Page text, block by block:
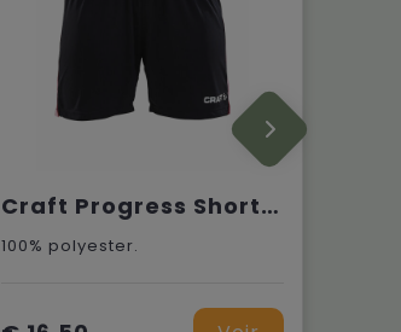
Craft Progress Short Contrast W
100% polyester.